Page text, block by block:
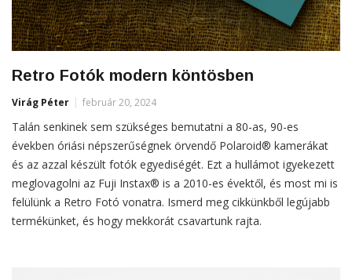
Retro Fotók modern köntösben
Virág Péter február 20, 2024
Talán senkinek sem szükséges bemutatni a 80-as, 90-es
években óriási népszerűségnek örvendő Polaroid® kamerákat
és az azzal készült fotók egyediségét. Ezt a hullámot igyekezett
meglovagolni az Fuji Instax® is a 2010-es évektől, és most mi is
felülünk a Retro Fotó vonatra. Ismerd meg cikkünkből legújabb
termékünket, és hogy mekkorát csavartunk rajta.